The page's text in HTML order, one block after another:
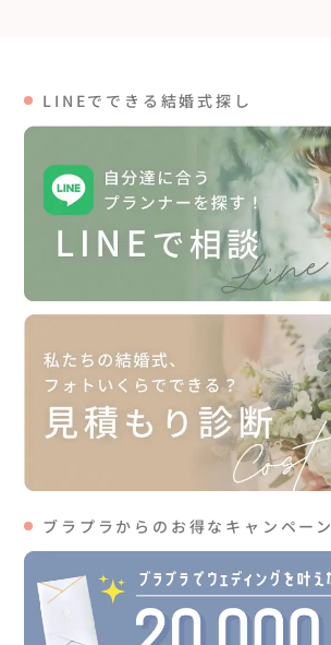
LINEでできる結婚式探し
ブラプラからのお得なキャンペーン